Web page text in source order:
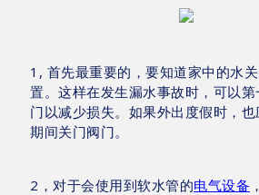
1, 首先最重要的，要知道家中的水
置。这样在发生漏水事故时，可以
门以减少损失。如果外出度假时，
期间关门阀门。
2，对于会使用到软水管的电气设备